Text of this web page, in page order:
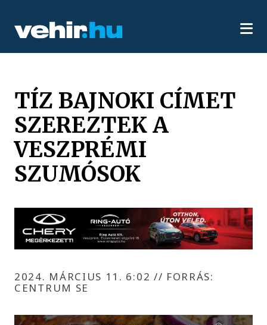
TÍZ BAJNOKI CÍMET
SZEREZTEK A
VESZPRÉMI
SZUMÓSOK
2024. MÁRCIUS 11. 6:02 // FORRÁS:
CENTRUM SE